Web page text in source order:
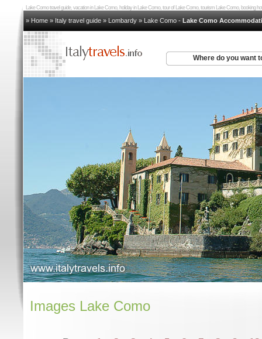
Lake Como travel guide, vacation in Lake Como, holiday in Lake Como, tour of Lake Como, tourism Lake Como,
» Home » Italy travel guide » Lombardy » Lake Como - Lake Como
Where do you want
Images Lake Como